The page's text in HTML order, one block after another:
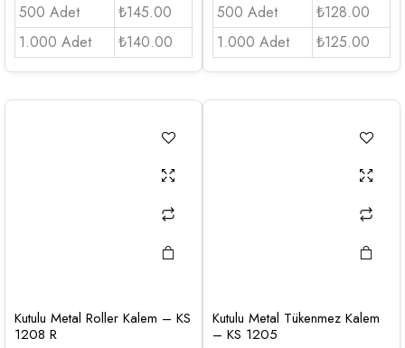
500 Adet
₺145.00
1.000 Adet
₺140.00
500 Adet
₺128.00
1.000 Adet
₺125.00
Kutulu Metal Roller Kalem – KS
1208 R
Kutulu Metal Tükenmez Kalem
– KS 1205